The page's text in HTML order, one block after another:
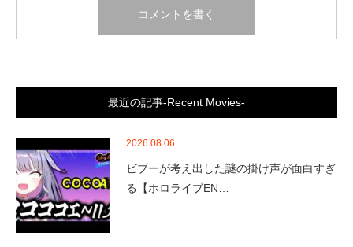
最近の記事-Recent Movies-
2026.08.06
ビブーが考え出した謎の掛け声が面白すぎ
る【ホロライブEN…